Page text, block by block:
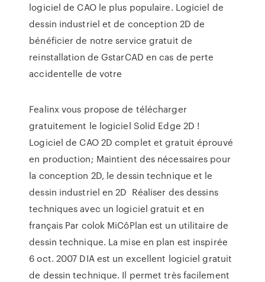
logiciel de CAO le plus populaire. Logiciel de
dessin industriel et de conception 2D de
bénéficier de notre service gratuit de
reinstallation de GstarCAD en cas de perte
accidentelle de votre
Fealinx vous propose de télécharger
gratuitement le logiciel Solid Edge 2D !
Logiciel de CAO 2D complet et gratuit éprouvé
en production; Maintient des nécessaires pour
la conception 2D, le dessin technique et le
dessin industriel en 2D Réaliser des dessins
techniques avec un logiciel gratuit et en
français Par colok MiCôPlan est un utilitaire de
dessin technique. La mise en plan est inspirée
6 oct. 2007 DIA est un excellent logiciel gratuit
de dessin technique. Il permet très facilement